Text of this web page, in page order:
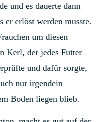
und es dauerte dann
er erlöst werden musste.
um diesen
Kerl, der jedes Futter
und dafür sorgte,
nur irgendein
Boden liegen blieb.